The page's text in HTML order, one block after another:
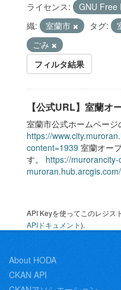
ライセンス: GNU Free
織:
室蘭市 タグ:
ごみ
フィルタ結果
【公式URL】室蘭オ
室蘭市公式ホームペー
https://
content=1939 室蘭オー
す。 https://
muroran.hub.arcgis.com/
API Keyを使ってこのレジス
APIドキュメント).
About HODA
CKAN API